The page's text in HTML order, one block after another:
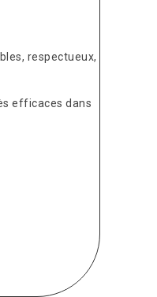
respectueux,
efficaces dans